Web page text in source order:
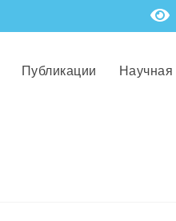
Публикации Научная